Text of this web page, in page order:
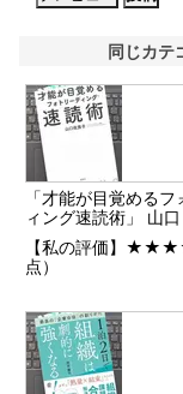
同じカテ
「才能が目覚める
ィング速読術」 山
【私の評価】
点）